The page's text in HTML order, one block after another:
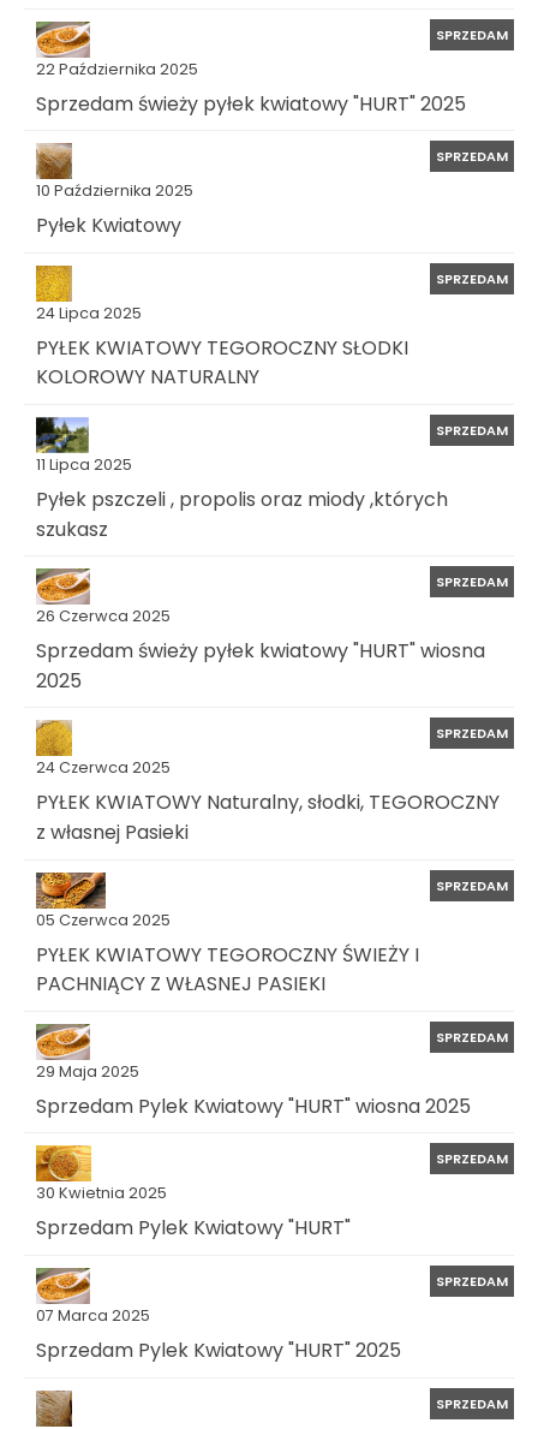
22 Października 2025
SPRZEDAM
Sprzedam świeży pyłek kwiatowy "HURT" 2025
10 Października 2025
SPRZEDAM
Pyłek Kwiatowy
24 Lipca 2025
SPRZEDAM
PYŁEK KWIATOWY TEGOROCZNY SŁODKI
KOLOROWY NATURALNY
11 Lipca 2025
SPRZEDAM
Pyłek pszczeli , propolis oraz miody ,których
szukasz
26 Czerwca 2025
SPRZEDAM
Sprzedam świeży pyłek kwiatowy "HURT" wiosna
2025
24 Czerwca 2025
SPRZEDAM
PYŁEK KWIATOWY Naturalny, słodki, TEGOROCZNY
z własnej Pasieki
05 Czerwca 2025
SPRZEDAM
PYŁEK KWIATOWY TEGOROCZNY ŚWIEŻY I
PACHNIĄCY Z WŁASNEJ PASIEKI
29 Maja 2025
SPRZEDAM
Sprzedam Pylek Kwiatowy "HURT" wiosna 2025
30 Kwietnia 2025
SPRZEDAM
Sprzedam Pylek Kwiatowy "HURT"
07 Marca 2025
SPRZEDAM
Sprzedam Pylek Kwiatowy "HURT" 2025
SPRZEDAM